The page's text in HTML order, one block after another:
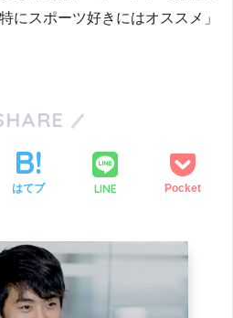
にスポーツ好きにはオススメ」
はてブ LINE Pocket